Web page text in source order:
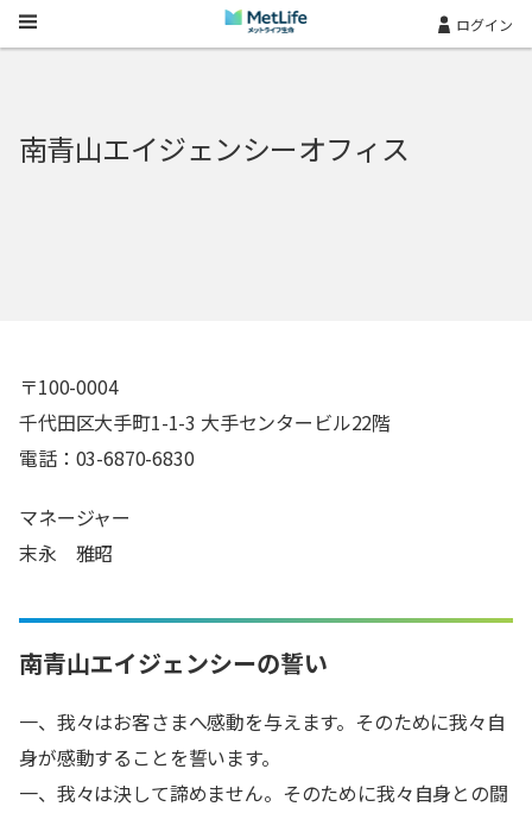
Skip Navigation ログイン
南青山エイジェンシーオフィス
〒100-0004
千代田区大手町1-1-3 大手センタービル22階
電話：03-6870-6830
マネージャー
末永 雅昭
南青山エイジェンシーの誓い
一、我々はお客さまへ感動を与えます。そのために我々自
身が感動することを誓います。
一、我々は決して諦めません。そのために我々自身との闘